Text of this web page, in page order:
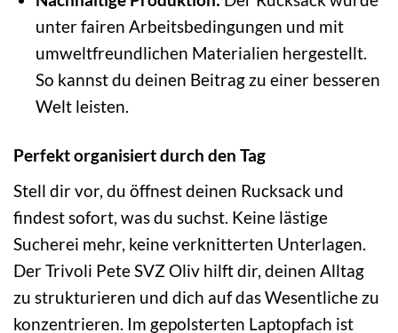
unter fairen Arbeitsbedingungen und mit
umweltfreundlichen Materialien hergestellt.
So kannst du deinen Beitrag zu einer besseren
Welt leisten.
Perfekt organisiert durch den Tag
Stell dir vor, du öffnest deinen Rucksack und
findest sofort, was du suchst. Keine lästige
Sucherei mehr, keine verknitterten Unterlagen.
Der Trivoli Pete SVZ Oliv hilft dir, deinen Alltag
zu strukturieren und dich auf das Wesentliche zu
konzentrieren. Im gepolsterten Laptopfach ist